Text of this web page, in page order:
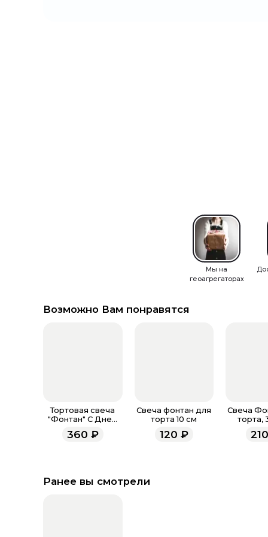
Мы на
геоагрегаторах
Возможно Вам понравятся
Тортовая свеча
"Фонтан" С Днем
30 сек. / 4 шт. /
360 ₽
Свеча фонтан для
торта 10 см
120 ₽
Свеча
торта,
210
Ранее вы смотрели